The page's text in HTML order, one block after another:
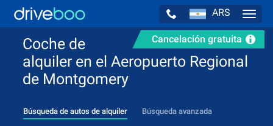
ARS
Cancelación gratuita
Coche de
alquiler en el Aeropuerto Regional
de Montgomery
Búsqueda de autos de alquiler Búsqueda avanzada